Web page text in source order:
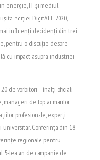
energie, IT și mediul
ediției DigitALL 2020,
influenţi decidenţi din trei
pentru o discuție despre
cu impact asupra industriei
de vorbitori – înalţi oficiali
manageri de top ai marilor
profesionale, experţi
universitar. Conferința din 18
regionale pentru
5-lea an de campanie de